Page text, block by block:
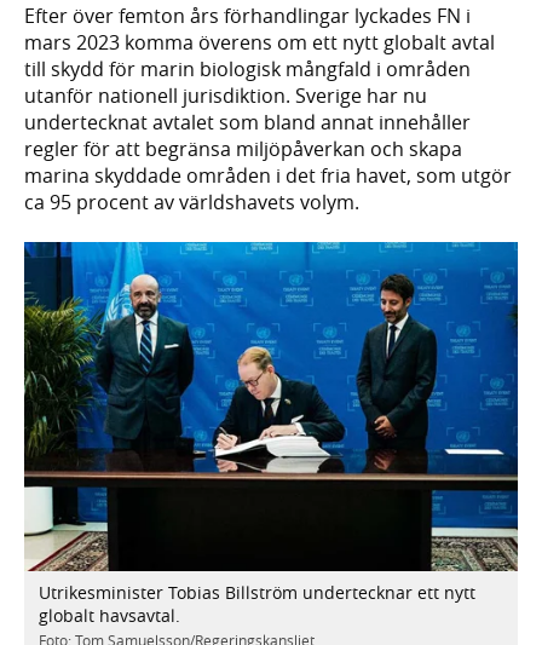
Efter över femton års förhandlingar lyckades FN i
mars 2023 komma överens om ett nytt globalt avtal
till skydd för marin biologisk mångfald i områden
utanför nationell jurisdiktion. Sverige har nu
undertecknat avtalet som bland annat innehåller
regler för att begränsa miljöpåverkan och skapa
marina skyddade områden i det fria havet, som utgör
ca 95 procent av världshavets volym.
Utrikesminister Tobias Billström undertecknar ett nytt
globalt havsavtal.
Foto: Tom Samuelsson/Regeringskansliet